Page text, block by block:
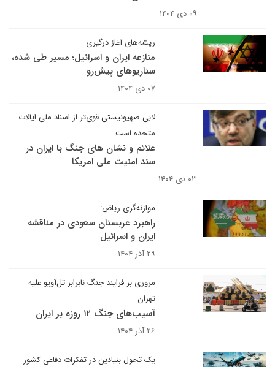
۰۹ دی ۱۴۰۴
ریشه‌های آغاز درگیری
منازعه ایران و اسرائیل؛ مسیر طی شده،
سناریوهای پیش‌رو
۰۷ دی ۱۴۰۴
لابی صهیونیستی قوی‌تر از اسناد ملی ایالات
متحده است
علائم و نشان های جنگ با ایران در
سند امنیت ملی امریکا
۰۳ دی ۱۴۰۴
موازنه‌گری ریاض:
راهبرد عربستان سعودی در مناقشه
ایران و اسرائیل
۲۹ آذر ۱۴۰۴
مروری بر فرایند جنگ نابرابر تل‌آویو علیه
تهران
آسیب‌های جنگ ۱۲ روزه بر ایران
۲۶ آذر ۱۴۰۴
یک تحول بنیادین در تفکرات دفاعی کشور